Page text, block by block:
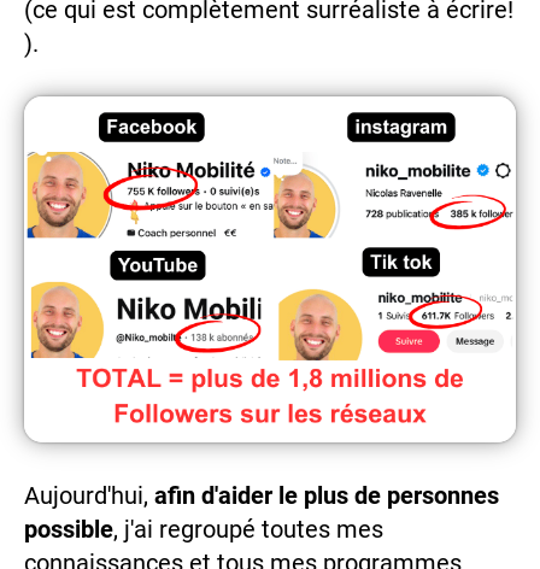
(ce qui est complètement surréaliste à écrire!
).
Aujourd'hui, afin d'aider le plus de personnes
possible, j'ai regroupé toutes mes